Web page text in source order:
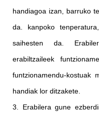
handiagoa izan, barruko
da. kanpoko
saihesten da.
erabiltzaileek
funtzionamendu-kostuak
handiak lor ditzakete.
3. Erabilera gune